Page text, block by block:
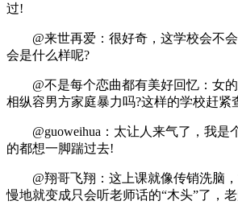
过!
@来世再爱：很好奇，这学校会不会
会是什么样呢?
@不是每个恋曲都有美好回忆：女的
相纵容男方家庭暴力吗?这样的学校赶紧
@guoweihua：太让人来气了，我是
的都想一脚踹过去!
@翔哥飞翔：这上课就像传销洗脑，
慢地就变成只会听老师话的“木头”了，